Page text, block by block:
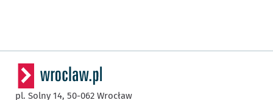
pl. Solny 14, 50-062 Wrocław